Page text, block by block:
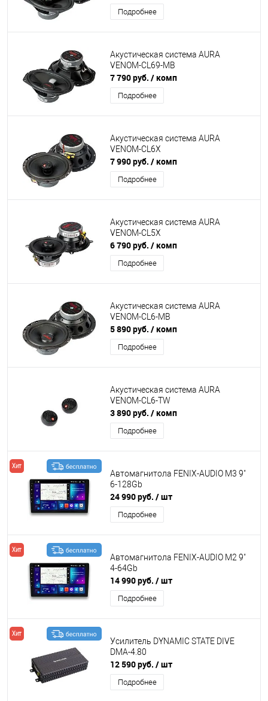
Подробнее
Акустическая система AURA
VENOM-CL69-MB
7 790 руб. / комп
Подробнее
Акустическая система AURA
VENOM-CL6X
7 990 руб. / комп
Подробнее
Акустическая система AURA
VENOM-CL5X
6 790 руб. / комп
Подробнее
Акустическая система AURA
VENOM-CL6-MB
5 890 руб. / комп
Подробнее
Акустическая система AURA
VENOM-CL6-TW
3 890 руб. / комп
Подробнее
Хит
Автомагнитола FENIX-AUDIO M3 9"
6-128Gb
24 990 руб. / шт
Подробнее
Хит
Автомагнитола FENIX-AUDIO M2 9"
4-64Gb
14 990 руб. / шт
Подробнее
Хит
Усилитель DYNAMIC STATE DIVE
DMA-4.80
12 590 руб. / шт
Подробнее